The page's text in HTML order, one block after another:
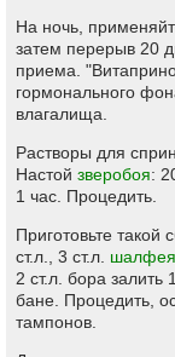
На ночь,
затем перерыв 20
приема.
гормонального
влагалища.
Растворы для
Настой зверобоя:
1 час. Процедить.
Приготовьте
ст.л., 3 ст.л. шалфея
2 ст.л. бора залить
бане. Процедить,
тампонов.